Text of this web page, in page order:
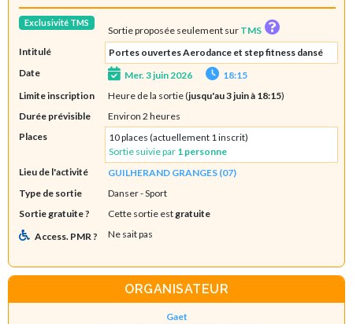
Exclusivité TMS
Sortie proposée seulement sur TMS
Intitulé
Portes ouvertes Aerodance et step fitness dansé
Date
Mer. 3 juin 2026
18:15
Limite inscription
Heure de la sortie (jusqu'au 3 juin à 18:15)
Durée prévisible
Environ 2 heures
Places
10 places (actuellement 1 inscrit)
Sortie suivie par 1 personne
Lieu de l'activité
GUILHERAND GRANGES (07)
Type de sortie
Danser- Sport
Sortie gratuite ?
Cette sortie est gratuite
Access. PMR ?
Ne sait pas
ORGANISATEUR
Gaet